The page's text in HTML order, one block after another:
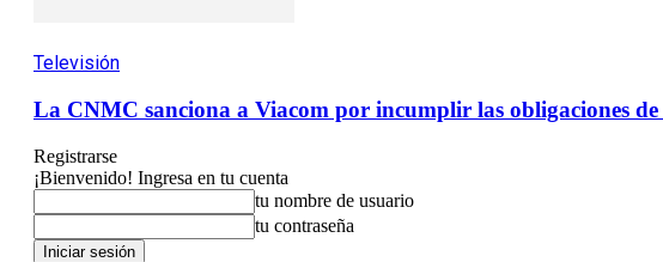
Televisión
La CNMC sanciona a Viacom por incumplir las obligaciones
Registrarse
¡Bienvenido! Ingresa en tu cuenta
tu nombre de usuario
tu contraseña